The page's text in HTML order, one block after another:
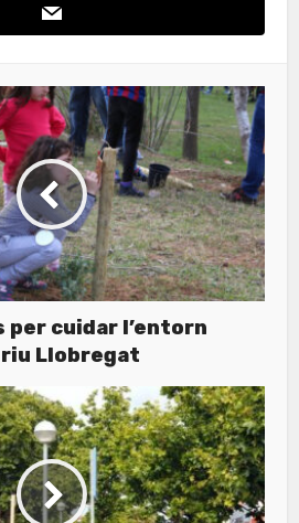
cuidar l’entorn
Llobregat